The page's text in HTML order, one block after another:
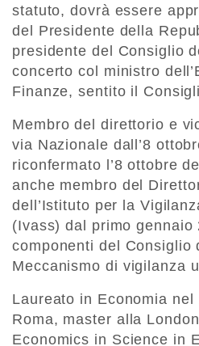
statuto, dovrà essere
del Presidente della
presidente del Consiglio
concerto col ministro
Finanze, sentito il
Membro del direttorio e
via Nazionale dall’8
riconfermato l’8 ottobre
anche membro del
dell’Istituto per la
(Ivass) dal primo gennaio
componenti del Consiglio
Meccanismo di vigilanza
Laureato in Economia
Roma, master alla
Economics in Science in